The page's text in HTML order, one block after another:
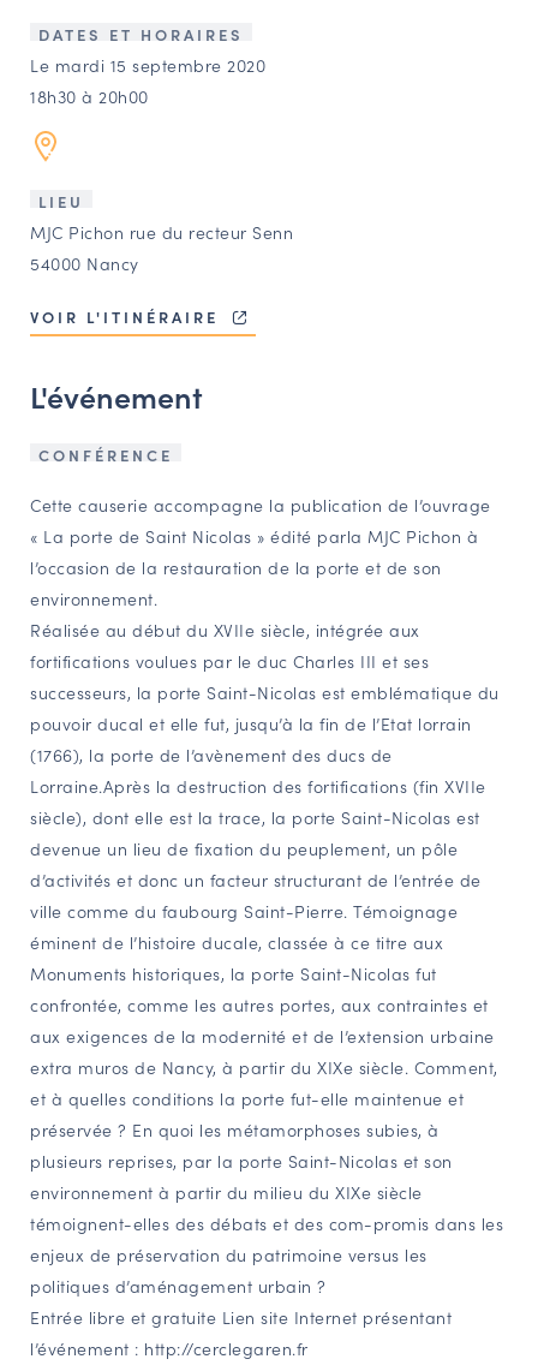
CONTACT
Agenda
Annuaire
Ressources
OFFRES D’EMPLOI ET DE STAGE
OUTILS EN LIGNE
Espace acteurs
NAVIGATION FILTRÉE « ACTEURS »
PORTAIL CULTURE
Comité d'Histoire Régionale
Service Inventaire et Patrimoines de la Région Grand Est
VOUS ÊTES…
Amateurs d’histoire et de patrimoine
Étudiants & chercheurs
DATES ET HORAIRES
Le mardi 15 septembre 2020
18h30 à 20h00
LIEU
MJC Pichon rue du recteur Senn
54000 Nancy
VOIR L'ITINÉRAIRE
L'événement
CONFÉRENCE
Cette causerie accompagne la publication de l’ouvrage
« La porte de Saint Nicolas » édité parla MJC Pichon à
l’occasion de la restauration de la porte et de son
environnement.
Réalisée au début du XVIIe siècle, intégrée aux
fortifications voulues par le duc Charles III et ses
successeurs, la porte Saint-Nicolas est emblématique du
pouvoir ducal et elle fut, jusqu’à la fin de l’Etat lorrain
(1766), la porte de l’avènement des ducs de
Lorraine.Après la destruction des fortifications (fin XVIIe
siècle), dont elle est la trace, la porte Saint-Nicolas est
devenue un lieu de fixation du peuplement, un pôle
d’activités et donc un facteur structurant de l’entrée de
ville comme du faubourg Saint-Pierre. Témoignage
éminent de l’histoire ducale, classée à ce titre aux
Monuments historiques, la porte Saint-Nicolas fut
confrontée, comme les autres portes, aux contraintes et
aux exigences de la modernité et de l’extension urbaine
extra muros de Nancy, à partir du XIXe siècle. Comment,
et à quelles conditions la porte fut-elle maintenue et
préservée ? En quoi les métamorphoses subies, à
plusieurs reprises, par la porte Saint-Nicolas et son
environnement à partir du milieu du XIXe siècle
témoignent-elles des débats et des com-promis dans les
enjeux de préservation du patrimoine versus les
politiques d’aménagement urbain ?
Entrée libre et gratuite Lien site Internet présentant
l’événement : http://cerclegaren.fr